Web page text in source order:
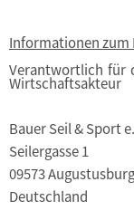
Informationen zum
Verantwortlich für
Wirtschaftsakteur
Bauer Seil & Sport
Seilergasse 1
09573
Deutschland